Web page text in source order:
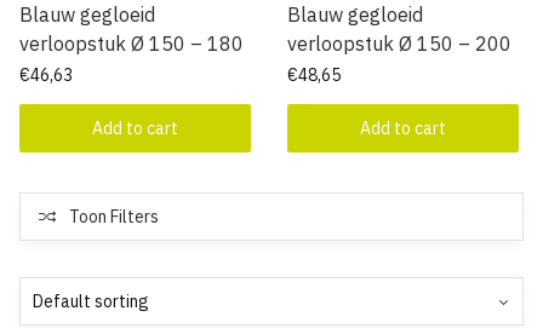
Blauw gegloeid
verloopstuk Ø 150 – 180
€46,63
Add to cart
Blauw gegloeid
verloopstuk Ø 150 – 200
€48,65
Add to cart
Toon Filters